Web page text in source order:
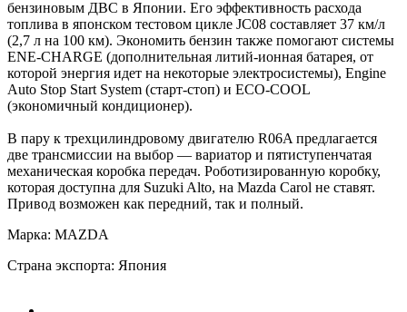
бензиновым ДВС в Японии. Его эффективность расхода
топлива в японском тестовом цикле JC08 составляет 37 км/л
(2,7 л на 100 км). Экономить бензин также помогают системы
ENE-CHARGE (дополнительная литий-ионная батарея, от
которой энергия идет на некоторые электросистемы), Engine
Auto Stop Start System (старт-стоп) и ECO-COOL
(экономичный кондиционер).
В пару к трехцилиндровому двигателю R06A предлагается
две трансмиссии на выбор — вариатор и пятиступенчатая
механическая коробка передач. Роботизированную коробку,
которая доступна для Suzuki Alto, на Mazda Carol не ставят.
Привод возможен как передний, так и полный.
Марка: MAZDA
Страна экспорта: Япония